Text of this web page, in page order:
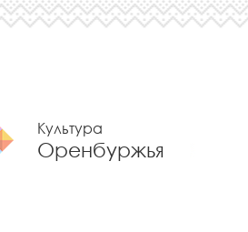
Культура
Оренбуржья